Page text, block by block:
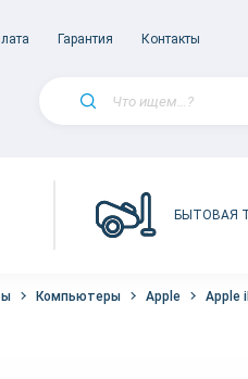
Гарантия Контакты
БЫТОВАЯ
Компьютеры Apple Apple